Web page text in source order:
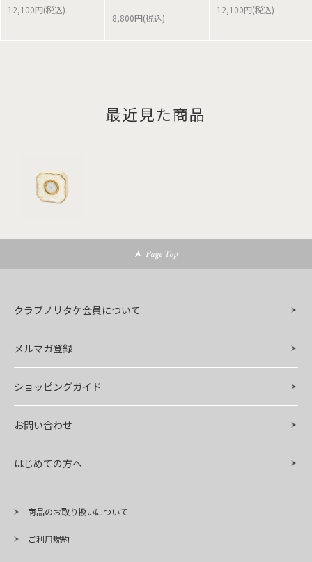
12,100円(税込)
8,800円(税込)
12,100円(税込)
最近見た商品
Page Top
クラブノリタケ会員について
メルマガ登録
ショッピングガイド
お問い合わせ
はじめての方へ
商品のお取り扱いについて
ご利用規約